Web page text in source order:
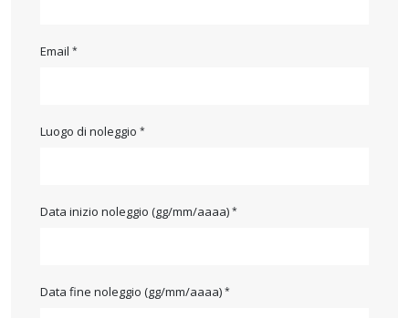
Email
Luogo di noleggio
Data inizio noleggio (gg/mm/aaaa)
Data fine noleggio (gg/mm/aaaa)